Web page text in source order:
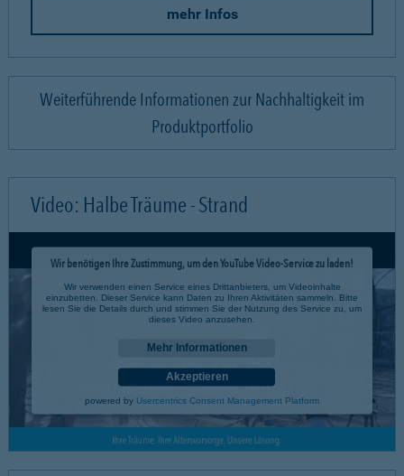
mehr Infos
Weiterführende Informationen zur Nachhaltigkeit im
Produktportfolio
Video: Halbe Träume - Strand
Wir benötigen Ihre Zustimmung, um den YouTube Video-Service zu laden!
Wir verwenden einen Service eines Drittanbieters, um Videoinhalte
einzubetten. Dieser Service kann Daten zu Ihren Aktivitäten sammeln. Bitte
lesen Sie die Details durch und stimmen Sie der Nutzung des Service zu, um
dieses Video anzusehen.
Mehr Informationen
Akzeptieren
powered by Usercentrics Consent Management Platform